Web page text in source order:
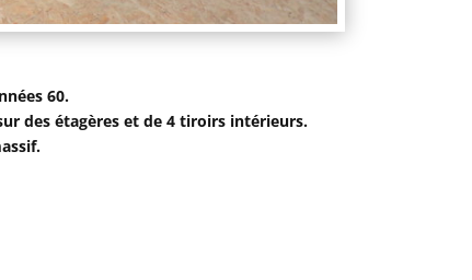
60.
des étagères et de 4 tiroirs intérieurs.